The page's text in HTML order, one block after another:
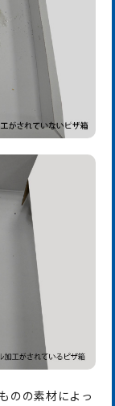
のの素材によっ